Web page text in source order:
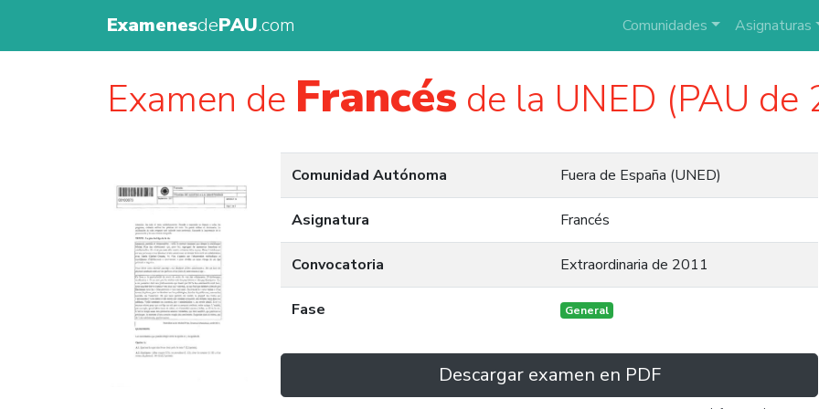
ExamenesdePAU.com Comunidades Asignaturas
Examen de Francés de la UNED (PAU de
Comunidad Autónoma Fuera de España (UNED)
Asignatura Francés
Convocatoria Extraordinaria de 2011
Fase General
Descargar examen en PDF